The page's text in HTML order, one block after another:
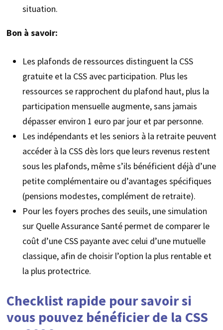
situation.
Bon à savoir:
Les plafonds de ressources distinguent la CSS
gratuite et la CSS avec participation. Plus les
ressources se rapprochent du plafond haut, plus la
participation mensuelle augmente, sans jamais
dépasser environ 1 euro par jour et par personne.
Les indépendants et les seniors à la retraite peuvent
accéder à la CSS dès lors que leurs revenus restent
sous les plafonds, même s’ils bénéficient déjà d’une
petite complémentaire ou d’avantages spécifiques
(pensions modestes, complément de retraite).
Pour les foyers proches des seuils, une simulation
sur Quelle Assurance Santé permet de comparer le
coût d’une CSS payante avec celui d’une mutuelle
classique, afin de choisir l’option la plus rentable et
la plus protectrice.
Checklist rapide pour savoir si
vous pouvez bénéficier de la CSS